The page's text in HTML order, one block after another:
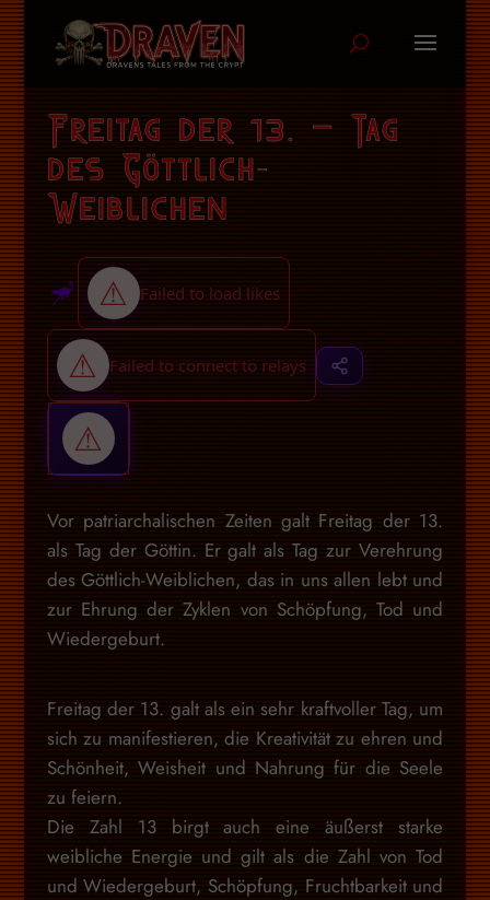
Freitag der 13. – Tag
des Göttlich-
Weiblichen
Vor patriarchalischen Zeiten galt Freitag der 13.
als Tag der Göttin. Er galt als Tag zur Verehrung
des Göttlich-Weiblichen, das in uns allen lebt und
zur Ehrung der Zyklen von Schöpfung, Tod und
Wiedergeburt.
Freitag der 13. galt als ein sehr kraftvoller Tag, um
sich zu manifestieren, die Kreativität zu ehren und
Schönheit, Weisheit und Nahrung für die Seele
zu feiern.
Die Zahl 13 birgt auch eine äußerst starke
weibliche Energie und gilt als die Zahl von Tod
und Wiedergeburt, Schöpfung, Fruchtbarkeit und